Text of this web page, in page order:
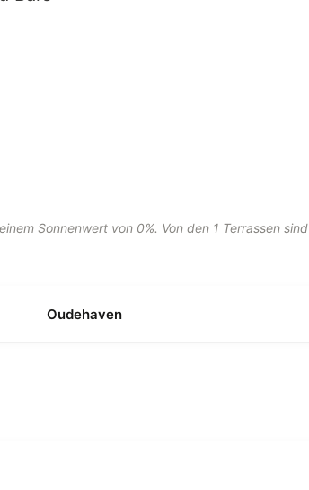
Sonnenwert von 0%. Von den 1 Terrassen
Oudehaven